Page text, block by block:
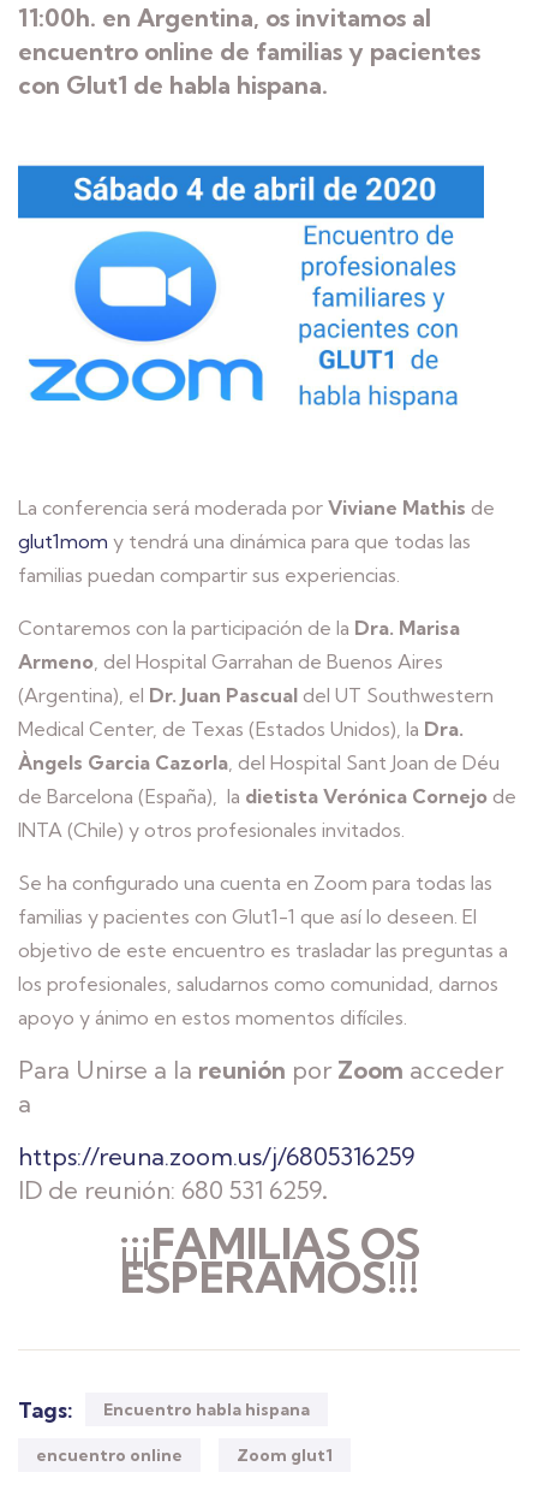
11:00h. en Argentina, os invitamos al
encuentro online de familias y pacientes
con Glut1 de habla hispana.
La conferencia será moderada por Viviane Mathis de
glut1mom y tendrá una dinámica para que todas las
familias puedan compartir sus experiencias.
Contaremos con la participación de la Dra. Marisa
Armeno , del Hospital Garrahan de Buenos Aires
(Argentina), el Dr. Juan Pascual del UT Southwestern
Medical Center, de Texas (Estados Unidos), la Dra.
Àngels Garcia Cazorla , del Hospital Sant Joan de Déu
de Barcelona (España), la dietista Verónica Cornejo de
INTA (Chile) y otros profesionales invitados.
Se ha configurado una cuenta en Zoom para todas las
familias y pacientes con Glut1-1 que así lo deseen. El
objetivo de este encuentro es trasladar las preguntas a
los profesionales, saludarnos como comunidad, darnos
apoyo y ánimo en estos momentos difíciles.
Para Unirse a la reunión por Zoom acceder
a
https://reuna.zoom.us/j/6805316259
ID de reunión: 680 531 6259.
¡¡¡FAMILIAS OS
ESPERAMOS!!!
Tags: Encuentro habla hispana
encuentro online Zoom glut1